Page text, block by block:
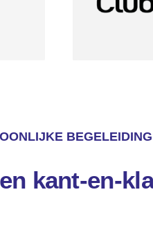
BEGELEIDING
kant-en-